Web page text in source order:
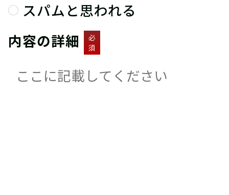
スパムと思われる
内容の詳細
必
須